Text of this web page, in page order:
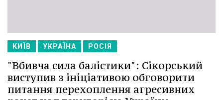
КИЇВ УКРАЇНА РОСІЯ
"Вбивча сила балістики": Сікорський
виступив з ініціативою обговорити
питання перехоплення агресивних